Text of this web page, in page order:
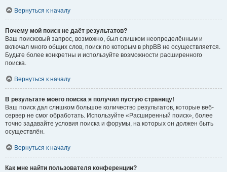
Вернуться к началу
Почему мой поиск не даёт результатов?
Ваш поисковый запрос, возможно, был слишком неопределённым и
включал много общих слов, поиск по которым в phpBB не осуществляется.
Будьте более конкретны и используйте возможности расширенного
поиска.
Вернуться к началу
В результате моего поиска я получил пустую страницу!
Ваш поиск дал слишком большое количество результатов, которые веб-
сервер не смог обработать. Используйте «Расширенный поиск», более
точно задавайте условия поиска и форумы, на которых он должен быть
осуществлён.
Вернуться к началу
Как мне найти пользователя конференции?